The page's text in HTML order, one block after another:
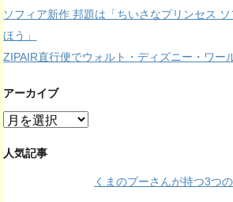
ソフィア新作 邦題は「ちいさなプリンセス
ほう」
ZIPAIR直行便でウォルト・ディズニー・ワー
アーカイブ
ア
カ
人気記事
くまのプーさんが持つ3つ